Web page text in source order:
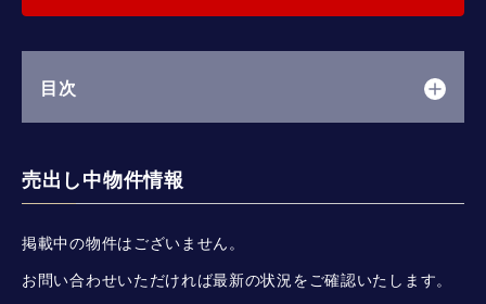
目次
売出し中物件情報
掲載中の物件はございません。
お問い合わせいただければ最新の状況をご確認いたします。